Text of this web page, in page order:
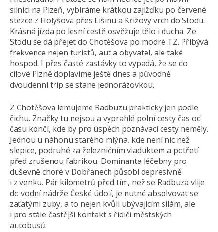
silnici na Plzeň, vybíráme krátkou zajížďku po červené
stezce z Holýšova přes Líšinu a Křížový vrch do Stodu.
Krásná jízda po lesní cestě osvěžuje tělo i ducha. Ze
Stodu se dá přejet do Chotěšova po modré TZ. Přibývá
frekvence nejen turistů, aut a obyvatel, ale také
hospod. I přes časté zastávky to vypadá, že se do
cílové Plzně doplavíme ještě dnes a původně
dvoudenní trip se stane jednorázovkou.
Z Chotěšova lemujeme Radbuzu prakticky jen podle
čichu. Značky tu nejsou a vyprahlé polní cesty čas od
času končí, kde by pro úspěch poznávací cesty neměly.
Jednou u náhonu starého mlýna, kde není nic než
slepice, podruhé za železničním viaduktem a potřetí
před zrušenou fabrikou. Dominanta léčebny pro
duševně choré v Dobřanech působí depresivně
i z venku. Pár kilometrů před tím, než se Radbuza vlije
do vodní nádrže České údolí, je nutné absolvovat se
zaťatými zuby, a to nejen kvůli ubývajícím silám, ale
i pro stále častější kontakt s řidiči městských
autobusů.